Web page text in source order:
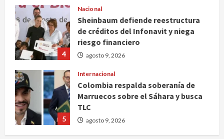
4
Nacional
Sheinbaum defiende reestructura
de créditos del Infonavit y niega
riesgo financiero
agosto 9, 2026
5
Internacional
Colombia respalda soberanía de
Marruecos sobre el Sáhara y busca
TLC
agosto 9, 2026